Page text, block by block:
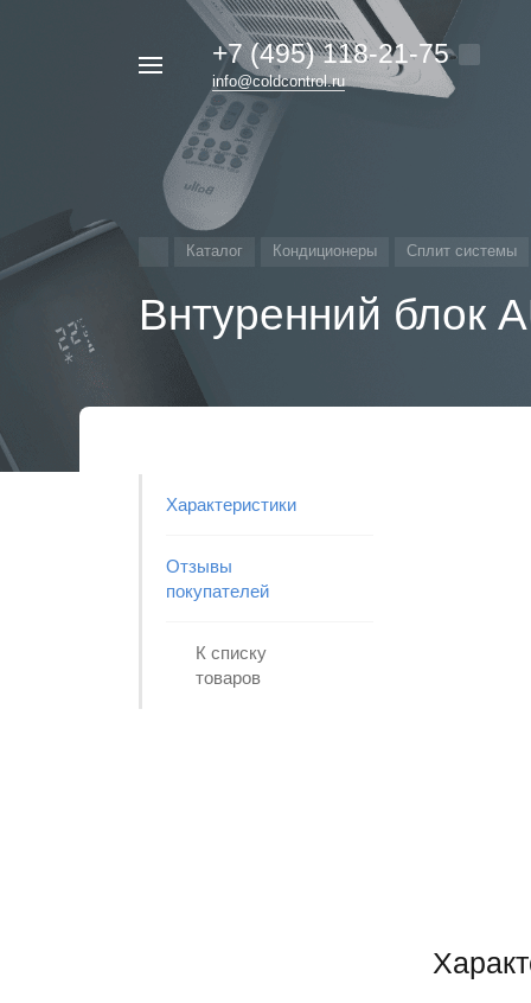
+7 (495) 118-21-75
info@coldcontrol.ru
Каталог Кондиционеры Сплит системы
Внтуренний блок
Характеристики
Отзывы
покупателей
К списку
товаров